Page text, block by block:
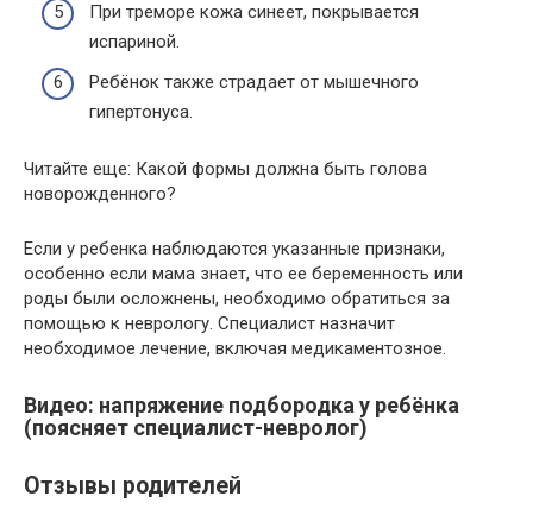
При треморе кожа синеет, покрывается
испариной.
Ребёнок также страдает от мышечного
гипертонуса.
Читайте еще: Какой формы должна быть голова
новорожденного?
Если у ребенка наблюдаются указанные признаки,
особенно если мама знает, что ее беременность или
роды были осложнены, необходимо обратиться за
помощью к неврологу. Специалист назначит
необходимое лечение, включая медикаментозное.
Видео: напряжение подбородка у ребёнка
(поясняет специалист-невролог)
Отзывы родителей